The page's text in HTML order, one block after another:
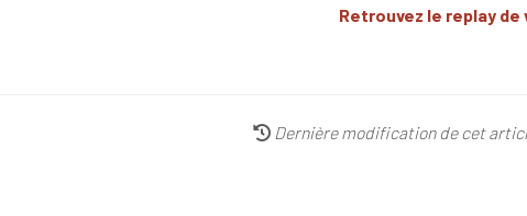
Retrouvez le replay de
Dernière modification de cet